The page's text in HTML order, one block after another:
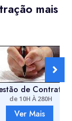
mais
de Contratos
10H À 280H
Ver Mais